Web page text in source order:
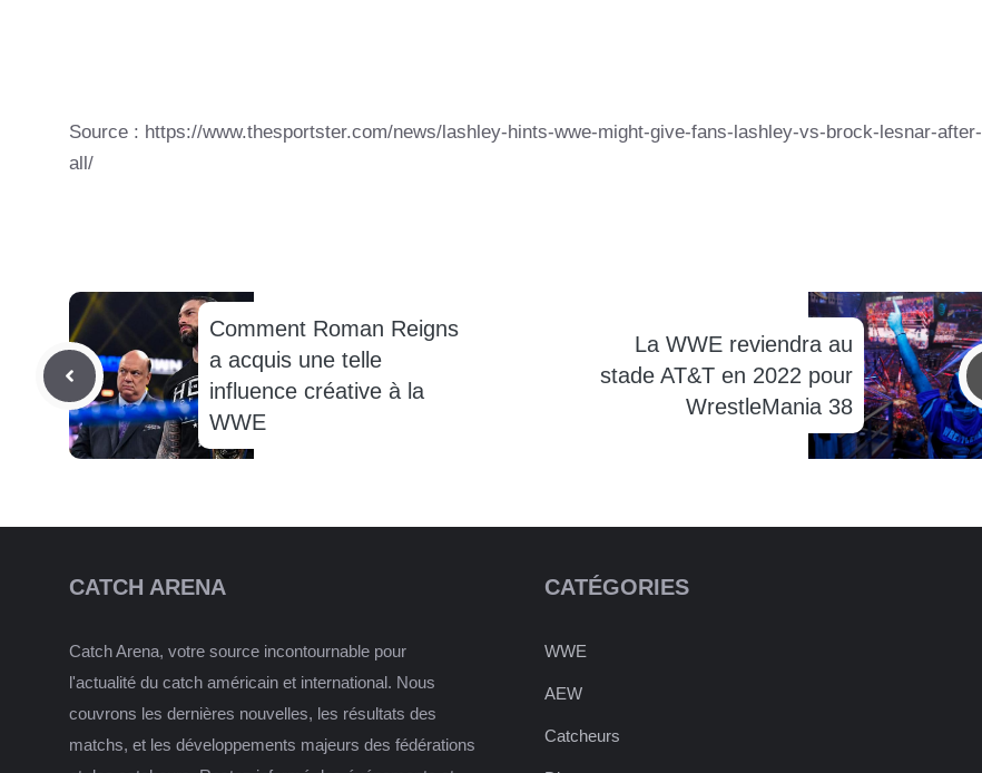
Source : https://www.thesportster.com/news/lashley-hints-wwe-might-give-fans-lashley-vs-brock-lesnar-after-
all/
Comment Roman Reigns
a acquis une telle
influence créative à la
WWE
La WWE reviendra au
stade AT&T en 2022 pour
WrestleMania 38
CATCH ARENA
Catch Arena, votre source incontournable pour
l'actualité du catch américain et international. Nous
couvrons les dernières nouvelles, les résultats des
matchs, et les développements majeurs des fédérations
CATÉGORIES
WWE
AEW
Catcheurs